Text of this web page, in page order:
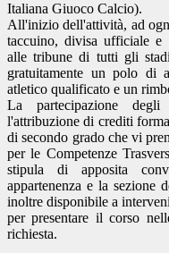
Italiana Giuoco Calcio).
All'inizio dell'attività, ad
taccuino, divisa ufficiale e
alle tribune di tutti gli
gratuitamente un polo di
atletico qualificato e un
La partecipazione
l'attribuzione di crediti
di secondo grado che vi
per le Competenze
stipula di apposita
appartenenza e la
inoltre disponibile a
per presentare il corso
richiesta.